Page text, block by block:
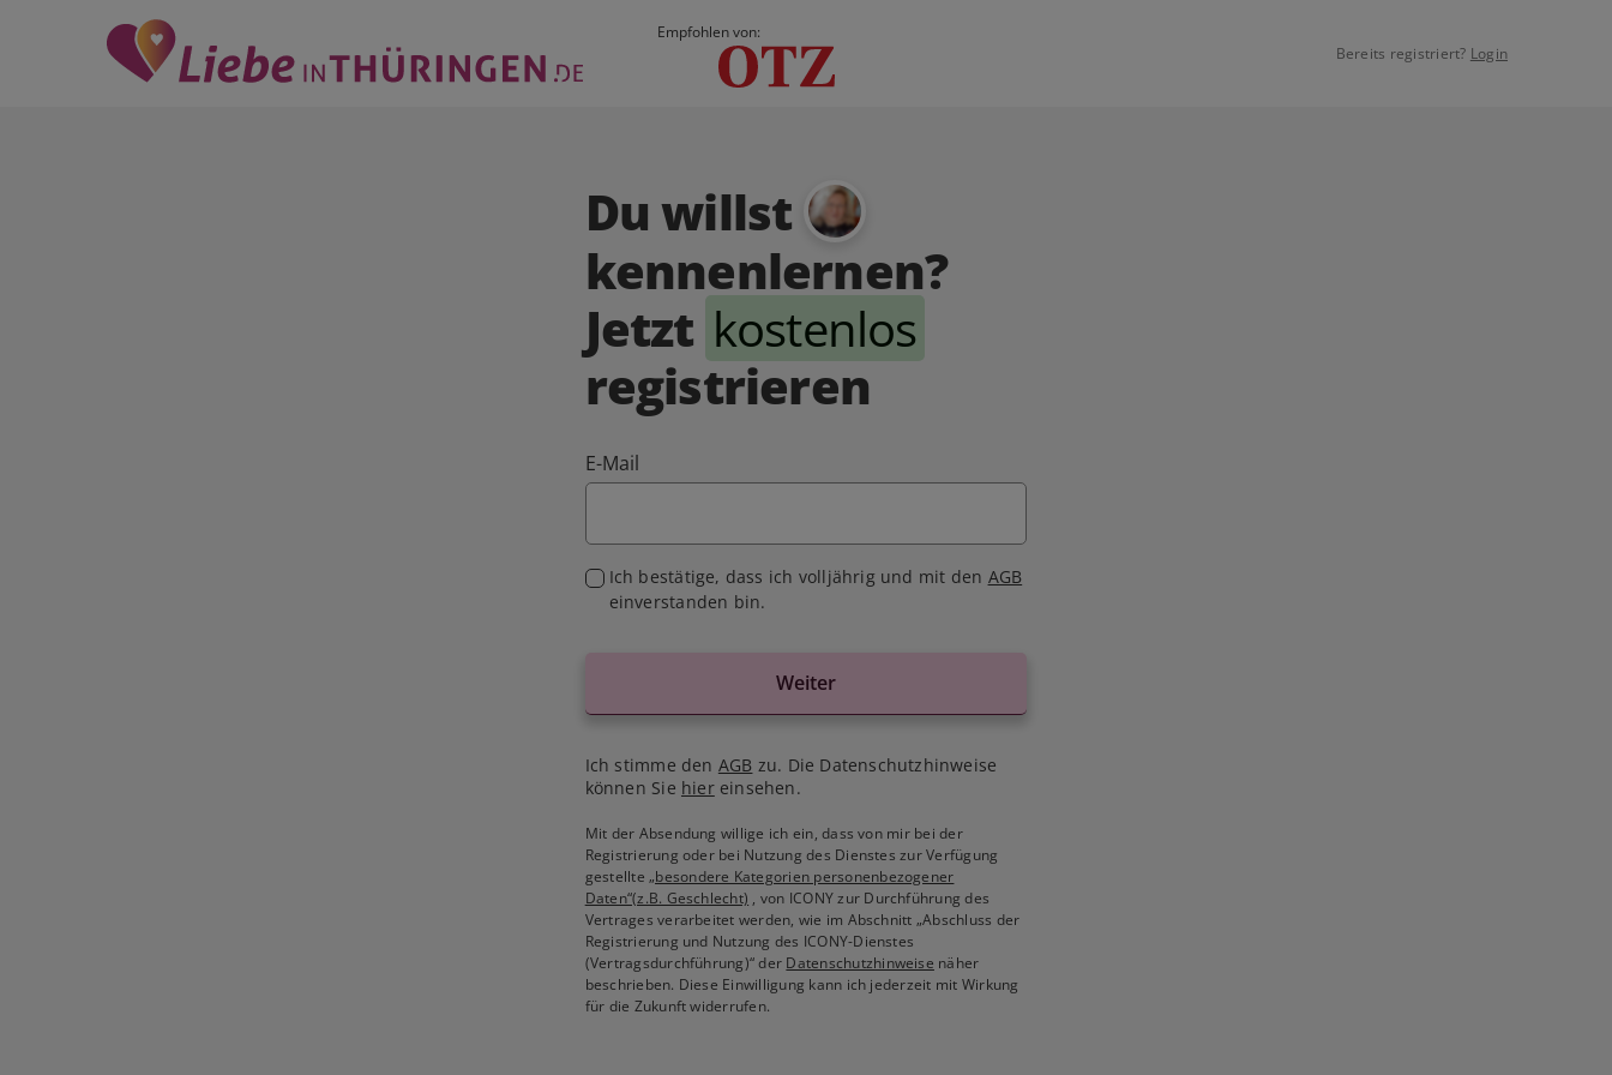
Empfohlen von:
Bereits registriert? Login
Du willst
kennenlernen?
Jetzt kostenlos
registrieren
E-Mail
Ich bestätige, dass ich volljährig und mit den AGB
einverstanden bin.
Weiter
Ich stimme den AGB zu. Die Datenschutzhinweise
können Sie hiereinsehen.
Mit der Absendung willige ich ein, dass von mir bei der
Registrierung oder bei Nutzung des Dienstes zur Verfügung
gestellte„besondere Kategorien personenbezogener
Daten“(z.B. Geschlecht) , von ICONY zur Durchführung des
Vertrages verarbeitet werden, wie im Abschnitt „Abschluss der
Registrierung und Nutzung des ICONY-Dienstes
(Vertragsdurchführung)“ der Datenschutzhinweise näher
beschrieben. Diese Einwilligung kann ich jederzeit mit Wirkung
für die Zukunft widerrufen.